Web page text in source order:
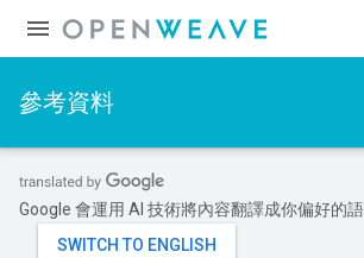
參考資料
Google 會運用 AI 技術將內容翻譯成你偏好的